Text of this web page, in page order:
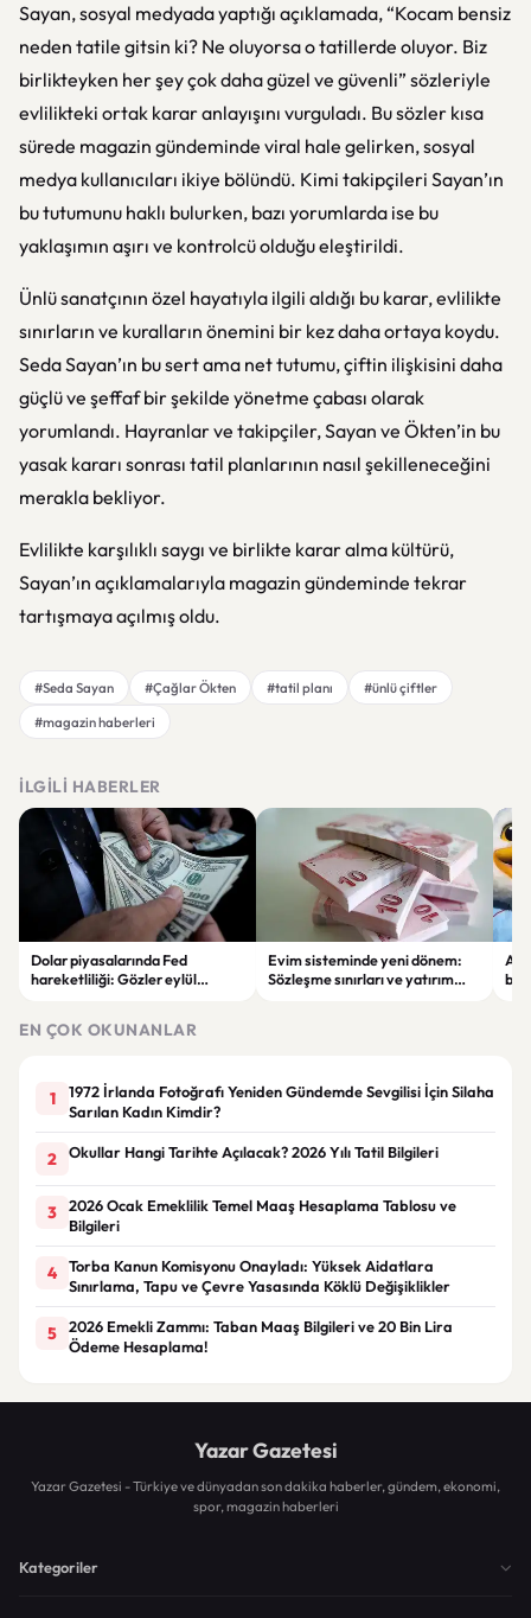
Sayan, sosyal medyada yaptığı açıklamada, “Kocam bensiz
neden tatile gitsin ki? Ne oluyorsa o tatillerde oluyor. Biz
birlikteyken her şey çok daha güzel ve güvenli” sözleriyle
evlilikteki ortak karar anlayışını vurguladı. Bu sözler kısa
sürede magazin gündeminde viral hale gelirken, sosyal
medya kullanıcıları ikiye bölündü. Kimi takipçileri Sayan’ın
bu tutumunu haklı bulurken, bazı yorumlarda ise bu
yaklaşımın aşırı ve kontrolcü olduğu eleştirildi.
Ünlü sanatçının özel hayatıyla ilgili aldığı bu karar, evlilikte
sınırların ve kuralların önemini bir kez daha ortaya koydu.
Seda Sayan’ın bu sert ama net tutumu, çiftin ilişkisini daha
güçlü ve şeffaf bir şekilde yönetme çabası olarak
yorumlandı. Hayranlar ve takipçiler, Sayan ve Ökten’in bu
yasak kararı sonrası tatil planlarının nasıl şekilleneceğini
merakla bekliyor.
Evlilikte karşılıklı saygı ve birlikte karar alma kültürü,
Sayan’ın açıklamalarıyla magazin gündeminde tekrar
tartışmaya açılmış oldu.
#Seda Sayan #Çağlar Ökten #tatil planı
#ünlü çiftler
#magazin haberleri
İLGILI HABERLER
Dolar piyasalarında Fed
hareketliliği: Gözler eylül
Evim sisteminde yeni dönem:
Sözleşme sınırları ve yatırım
EN ÇOK OKUNANLAR
1
1972 İrlanda Fotoğrafı Yeniden Gündemde Sevgilisi İçin Silaha
Sarılan Kadın Kimdir?
2 Okullar Hangi Tarihte Açılacak? 2026 Yılı Tatil Bilgileri
3
2026 Ocak Emeklilik Temel Maaş Hesaplama Tablosu ve
Bilgileri
4
Torba Kanun Komisyonu Onayladı: Yüksek Aidatlara
Sınırlama, Tapu ve Çevre Yasasında Köklü Değişiklikler
5
2026 Emekli Zammı: Taban Maaş Bilgileri ve 20 Bin Lira
Ödeme Hesaplama!
Yazar Gazetesi
Yazar Gazetesi - Türkiye ve dünyadan son dakika haberler, gündem, ekonomi,
spor, magazin haberleri
Kategoriler